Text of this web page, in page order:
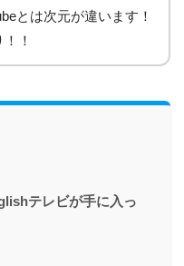
とは次元が違います！
！
テレビが手に入っ